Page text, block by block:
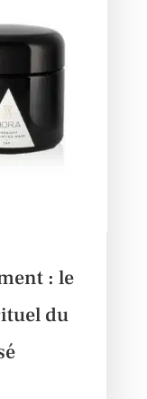
: le
du